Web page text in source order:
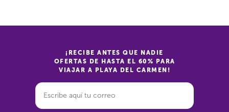
¡RECIBE ANTES QUE NADIE
OFERTAS DE HASTA EL 60% PARA
VIAJAR A PLAYA DEL CARMEN!